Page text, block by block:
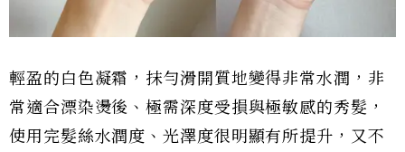
輕盈的白色凝霜，抹勻滑開質地變得非常水潤，非
常適合漂染燙後、極需深度受損與極敏感的秀髮，
使用完髮絲水潤度、光澤度很明顯有所提升，又不